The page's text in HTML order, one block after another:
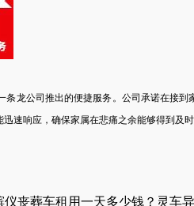
条龙公司推出的便捷服务。公司承诺在接到
速响应，确保家属在悲痛之余能够得到及
仪丧葬车租用一天多少钱 ？ 灵车